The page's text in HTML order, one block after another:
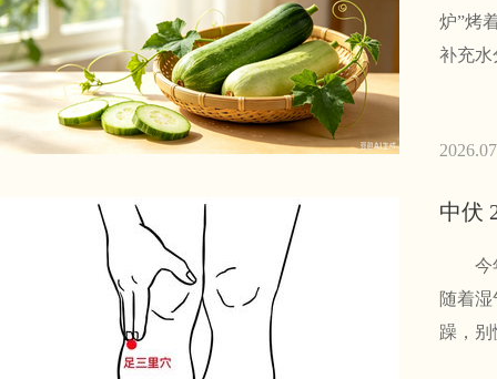
炉”烤
补充
中伏
今年
随着
躁，